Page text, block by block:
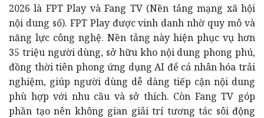
2026 là FPT Play và Fang TV (Nền tảng mạng xã hội
nội dung số). FPT Play được vinh danh nhờ quy mô và
năng lực công nghệ. Nền tảng này hiện phục vụ hơn
35 triệu người dùng, sở hữu kho nội dung phong phú,
đồng thời tiên phong ứng dụng AI để cá nhân hóa trải
nghiệm, giúp người dùng dễ dàng tiếp cận nội dung
phù hợp với nhu cầu và sở thích. Còn Fang TV góp
phần tạo nên không gian giải trí tương tác sôi động